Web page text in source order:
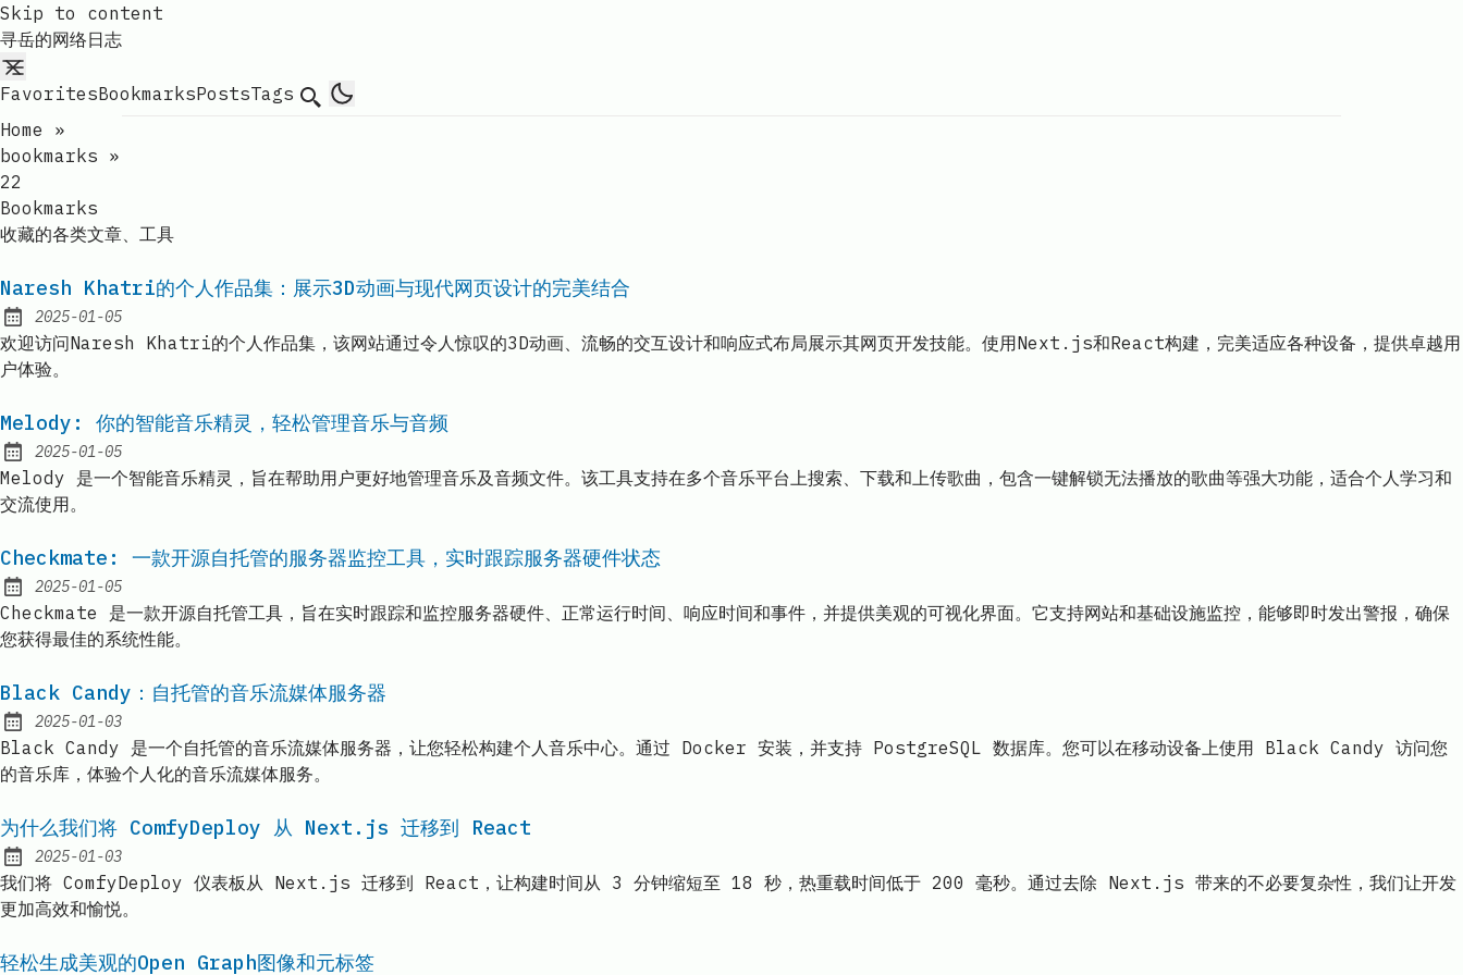
Skip to content
寻岳的网络日志
FavoritesBookmarksPostsTags Search
Home
»
bookmarks »
22
Bookmarks
收藏的各类文章、工具
Naresh Khatri的个人作品集：展示3D动画与现代网页设计的完美结合
Published:
2025-01-05
欢迎访问Naresh Khatri的个人作品集，该网站通过令人惊叹的3D动画、流畅的交互设计和响应式布局展示其网页开发技能。使用Next.js和React构建，完美适应各种设备，提供卓越用
户体验。
Melody: 你的智能音乐精灵，轻松管理音乐与音频
Published:
2025-01-05
Melody 是一个智能音乐精灵，旨在帮助用户更好地管理音乐及音频文件。该工具支持在多个音乐平台上搜索、下载和上传歌曲，包含一键解锁无法播放的歌曲等强大功能，适合个人学习和
交流使用。
Checkmate: 一款开源自托管的服务器监控工具，实时跟踪服务器硬件状态
Published:
2025-01-05
Checkmate 是一款开源自托管工具，旨在实时跟踪和监控服务器硬件、正常运行时间、响应时间和事件，并提供美观的可视化界面。它支持网站和基础设施监控，能够即时发出警报，确保
您获得最佳的系统性能。
Black Candy：自托管的音乐流媒体服务器
Published:
2025-01-03
Black Candy 是一个自托管的音乐流媒体服务器，让您轻松构建个人音乐中心。通过 Docker 安装，并支持 PostgreSQL 数据库。您可以在移动设备上使用 Black Candy 访问您
的音乐库，体验个人化的音乐流媒体服务。
为什么我们将 ComfyDeploy 从 Next.js 迁移到 React
Published:
2025-01-03
我们将 ComfyDeploy 仪表板从 Next.js 迁移到 React，让构建时间从 3 分钟缩短至 18 秒，热重载时间低于 200 毫秒。通过去除 Next.js 带来的不必要复杂性，我们让开发
更加高效和愉悦。
轻松生成美观的Open Graph图像和元标签